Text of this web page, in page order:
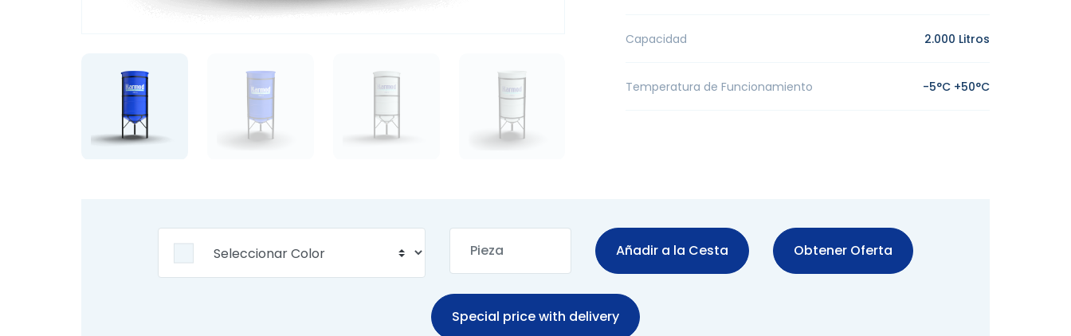
Capacidad 2.000 Litros
Temperatura de Funcionamiento -5°C +50°C
Añadir a la Cesta Obtener Oferta
Special price with delivery